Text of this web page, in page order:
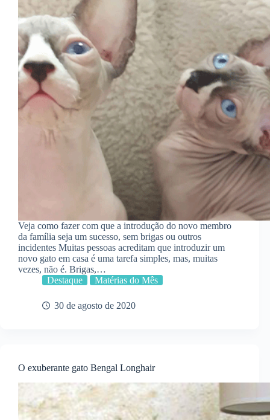
Veja como fazer com que a introdução do novo membro
da família seja um sucesso, sem brigas ou outros
incidentes Muitas pessoas acreditam que introduzir um
novo gato em casa é uma tarefa simples, mas, muitas
vezes, não é. Brigas,…
Destaque
Matérias do Mês
30 de agosto de 2020
O exuberante gato Bengal Longhair